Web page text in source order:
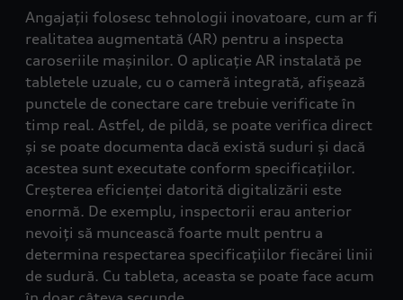
Angajații folosesc tehnologii inovatoare, cum ar fi
realitatea augmentată (AR) pentru a inspecta
caroseriile mașinilor. O aplicație AR instalată pe
tabletele uzuale, cu o cameră integrată, afișează
punctele de conectare care trebuie verificate în
timp real. Astfel, de pildă, se poate verifica direct
și se poate documenta dacă există suduri și dacă
acestea sunt executate conform specificațiilor.
Creșterea eficienței datorită digitalizării este
enormă. De exemplu, inspectorii erau anterior
nevoiți să muncească foarte mult pentru a
determina respectarea specificațiilor fiecărei linii
de sudură. Cu tableta, aceasta se poate face acum